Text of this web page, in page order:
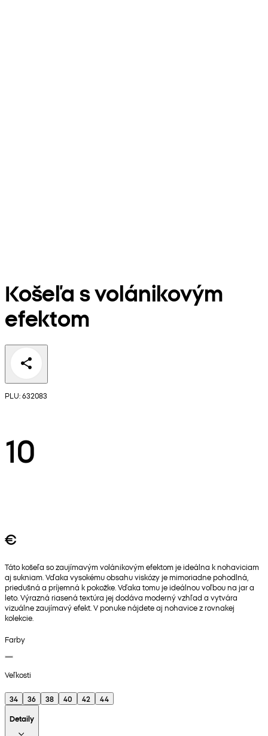
Košeľa s volánikovým
efektom
PLU: 632083
10
€
Táto košeľa so zaujímavým volánikovým efektom je ideálna k nohaviciam
aj sukniam. Vďaka vysokému obsahu viskózy je mimoriadne pohodlná,
priedušná a príjemná k pokožke. Vďaka tomu je ideálnou voľbou na jar a
leto. Výrazná riasená textúra jej dodáva moderný vzhľad a vytvára
vizuálne zaujímavý efekt. V ponuke nájdete aj nohavice z rovnakej
kolekcie.
Farby
Veľkosti
34 36 38 40 42
44
Detaily